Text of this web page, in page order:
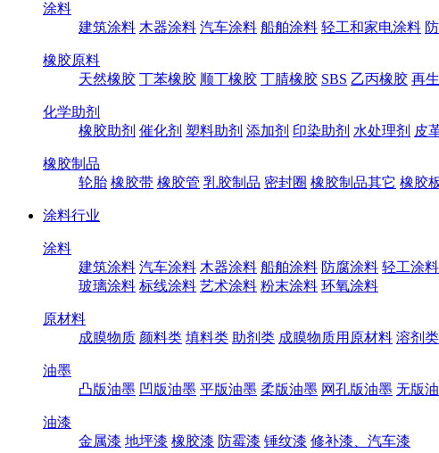
涂料
建筑涂料 木器涂料 汽车涂料 船舶涂料 轻工和家电涂料
橡胶原料
天然橡胶 丁苯橡胶 顺丁橡胶 丁腈橡胶 SBS 乙丙橡胶 再
化学助剂
橡胶助剂 催化剂 塑料助剂 添加剂 印染助剂 水处理剂 皮
橡胶制品
轮胎 橡胶带 橡胶管 乳胶制品 密封圈 橡胶制品其它 橡胶
涂料行业
涂料
建筑涂料 汽车涂料 木器涂料 船舶涂料 防腐涂料 轻工涂料
玻璃涂料 标线涂料 艺术涂料 粉末涂料 环氧涂料
原材料
成膜物质 颜料类 填料类 助剂类 成膜物质用原材料 溶剂类
油墨
凸版油墨 凹版油墨 平版油墨 柔版油墨 网孔版油墨 无版
油漆
金属漆 地坪漆 橡胶漆 防霉漆 锤纹漆 修补漆、汽车漆